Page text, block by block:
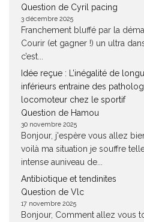
Question de Cyril pacing
3 décembre 2025
Franchement bluffé par la
Courir (et gagner !) un ultra
c’est...
Idée reçue : L’inégalité de
inférieurs entraine des
locomoteur chez le sportif
Question de Hamou
30 novembre 2025
Bonjour, j'espère vous allez
voilà ma situation je souffre
intense auniveau de...
Antibiotique et tendinites
Question de Vlc
17 novembre 2025
Bonjour, Comment allez vous